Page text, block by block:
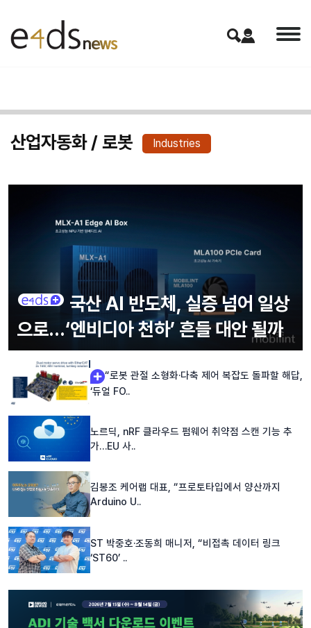
산업자동화 / 로봇 Industries
국산 AI 반도체, 실증 넘어 일상
으로…‘엔비디아 천하’ 흔들 대안 될까
“로봇 관절 소형화·다축 제어 복잡도 돌파할 해답,
‘듀얼 FO..
노르딕, nRF 클라우드 펌웨어 취약점 스캔 기능 추
가…EU 사..
김봉조 케어랩 대표, “프로토타입에서 양산까지
Arduino U..
ST 박중호·조동희 매니저, “비접촉 데이터 링크
‘ST60’ ..